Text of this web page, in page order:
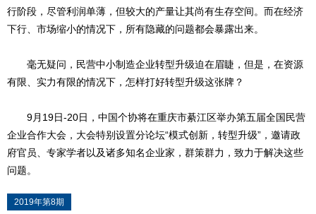
行阶段，尽管利润单薄，但较大的产量让其尚有生存空间。而在经济
下行、市场缩小的情况下，所有隐藏的问题都会暴露出来。
毫无疑问，民营中小制造企业转型升级迫在眉睫，但是，在资源
有限、实力有限的情况下，怎样打好转型升级这张牌？
9月19日-20日，中国个协将在重庆市綦江区举办第五届全国民营
企业合作大会，大会特别设置分论坛“模式创新，转型升级”，邀请政
府官员、专家学者以及诸多知名企业家，群策群力，致力于解决这些
问题。
2019年第8期